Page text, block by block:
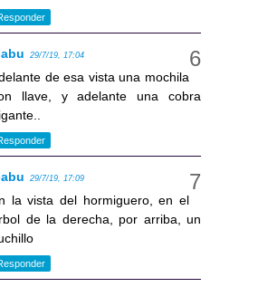
29/7/19, 17:04
de esa vista una mochila
llave, y adelante una cobra
29/7/19, 17:09
la vista del hormiguero, en el
de la derecha, por arriba, un